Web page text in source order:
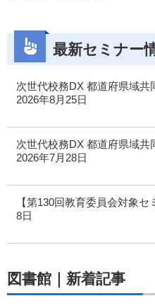
最新セミナー
次世代校務DX 都道府県域共
2026年8月25日
次世代校務DX 都道府県域共
2026年7月28日
【第130回教育委員会対象
8日
図書館｜新着記事